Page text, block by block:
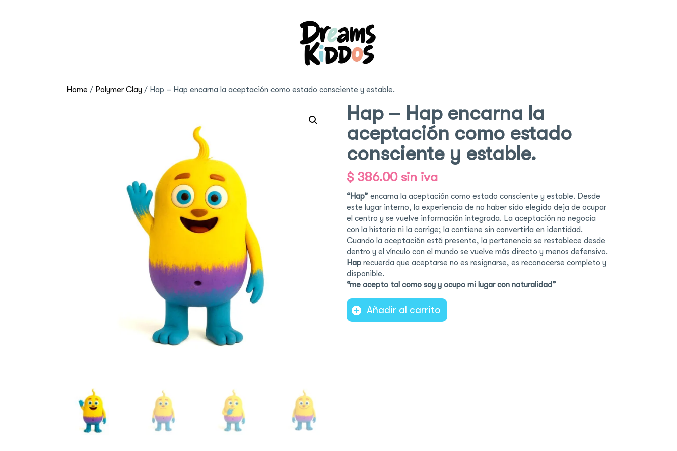
Home / Polymer Clay / Hap – Hap encarna la aceptación como estado consciente y estable.
Hap – Hap encarna la
aceptación como estado
consciente y estable.
$386.00 sin iva
“Hap” encarna la aceptación como estado consciente y estable. Desde
este lugar interno, la experiencia de no haber sido elegido deja de ocupar
el centro y se vuelve información integrada. La aceptación no negocia
con la historia ni la corrige; la contiene sin convertirla en identidad.
Cuando la aceptación está presente, la pertenencia se restablece desde
dentro y el vínculo con el mundo se vuelve más directo y menos defensivo.
Hap recuerda que aceptarse no es resignarse, es reconocerse completo y
disponible.
“me acepto tal como soy y ocupo mi lugar con naturalidad”
Añadir al carrito